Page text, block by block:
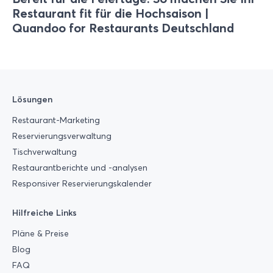
Restaurant fit für die Hochsaison |
Quandoo for Restaurants Deutschland
Lösungen
Restaurant-Marketing
Reservierungsverwaltung
Tischverwaltung
Restaurantberichte und -analysen
Responsiver Reservierungskalender
Hilfreiche Links
Pläne & Preise
Blog
FAQ